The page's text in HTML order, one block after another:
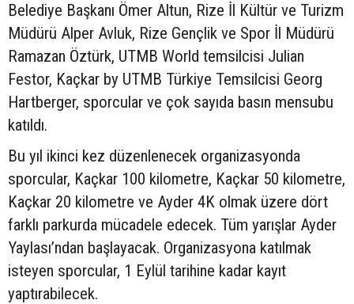
Belediye Başkanı Ömer Altun, Rize İl Kültür ve Turizm
Müdürü Alper Avluk, Rize Gençlik ve Spor İl Müdürü
Ramazan Öztürk, UTMB World temsilcisi Julian
Festor, Kaçkar by UTMB Türkiye Temsilcisi Georg
Hartberger, sporcular ve çok sayıda basın mensubu
katıldı.
Bu yıl ikinci kez düzenlenecek organizasyonda
sporcular, Kaçkar 100 kilometre, Kaçkar 50 kilometre,
Kaçkar 20 kilometre ve Ayder 4K olmak üzere dört
farklı parkurda mücadele edecek. Tüm yarışlar Ayder
Yaylası’ndan başlayacak. Organizasyona katılmak
isteyen sporcular, 1 Eylül tarihine kadar kayıt
yaptırabilecek.